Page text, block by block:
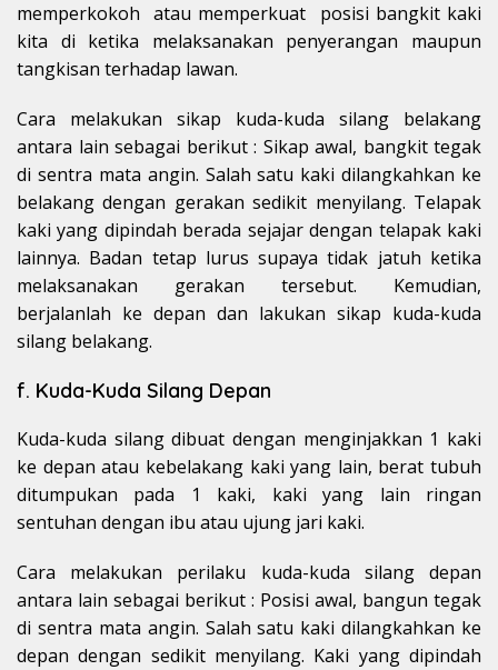
memperkokoh atau memperkuat posisi bangkit kaki
kita di ketika melaksanakan penyerangan maupun
tangkisan terhadap lawan.
Cara melakukan sikap kuda-kuda silang belakang
antara lain sebagai berikut : Sikap awal, bangkit tegak
di sentra mata angin. Salah satu kaki dilangkahkan ke
belakang dengan gerakan sedikit menyilang. Telapak
kaki yang dipindah berada sejajar dengan telapak kaki
lainnya. Badan tetap lurus supaya tidak jatuh ketika
melaksanakan gerakan tersebut. Kemudian,
berjalanlah ke depan dan lakukan sikap kuda-kuda
silang belakang.
f. Kuda-Kuda Silang Depan
Kuda-kuda silang dibuat dengan menginjakkan 1 kaki
ke depan atau kebelakang kaki yang lain, berat tubuh
ditumpukan pada 1 kaki, kaki yang lain ringan
sentuhan dengan ibu atau ujung jari kaki.
Cara melakukan perilaku kuda-kuda silang depan
antara lain sebagai berikut : Posisi awal, bangun tegak
di sentra mata angin. Salah satu kaki dilangkahkan ke
depan dengan sedikit menyilang. Kaki yang dipindah